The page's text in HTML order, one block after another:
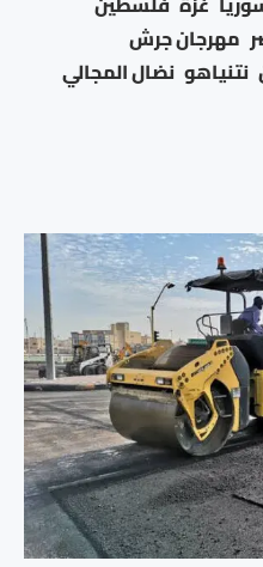
مهرجان جرش
نتنياهو نضال المجالي